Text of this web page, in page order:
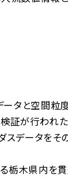
と空間粒
証が行われた
ータをそ
木県内を